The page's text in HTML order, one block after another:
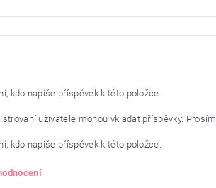
kdo napíše příspěvek k této položce.
uživatelé mohou vkládat příspěvky. Prosím
kdo napíše příspěvek k této položce.